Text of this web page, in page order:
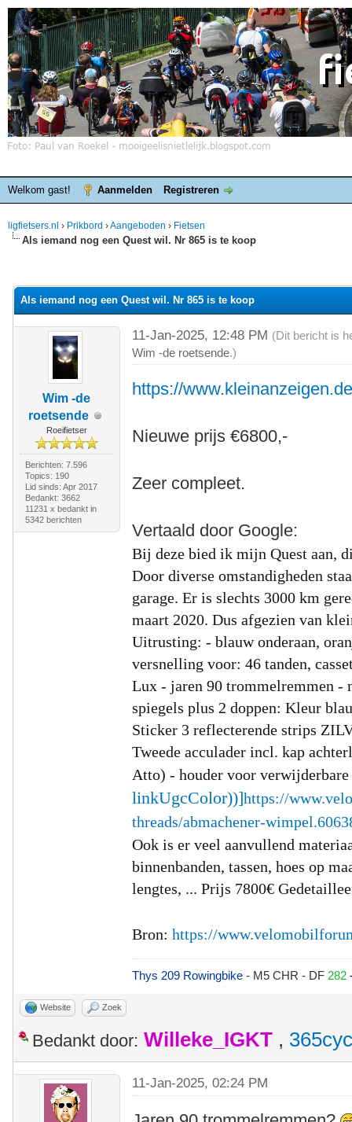
Welkom gast! Aanmelden Registreren
ligfietsers.nl › Prikbord ›Aangeboden › Fietsen
Als iemand nog een Quest wil. Nr 865 is te koop
Als iemand nog een Quest wil. Nr 865 is te koop
Wim -de
roetsende
Roeifietser
Berichten: 7.596
Topics: 190
Lid sinds: Apr 2017
Bedankt: 3662
11231 x bedankt in
5342 berichten
11-Jan-2025, 12:48 PM (Dit bericht is
Wim -de roetsende.)
https://
Nieuwe prijs €6800,-
Zeer compleet.
Vertaald door Google:
Bij deze bied ik mijn Quest aan,
Door diverse omstandigheden
garage. Er is slechts 3000 km
maart 2020. Dus afgezien van
Uitrusting:- blauw onderaan,
versnelling voor: 46 tanden,
Lux- jaren 90 trommelremmen-
spiegels plus 2 doppen: Kleur
Sticker 3 reflecterende strips
Tweede acculader incl.kap
Atto)- houder voor
linkUgcColor))]https://
threads/abmachener-
Ook is er veel aanvullend
binnenbanden, tassen, hoes op
lengtes, ...Prijs 7800€
Bron:https://
Thys 209 Rowingbike- M5 CHR - DF 282
Website Zoek
Bedankt door: Willeke_IGKT ,
11-Jan-2025, 02:24 PM